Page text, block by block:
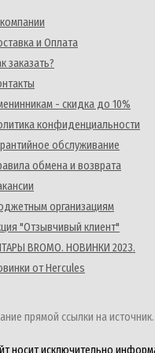
и Оплата
заказать?
- скидка до 10%
конфиденциальности
обслуживание
обмена и возврата
организациям
"Отзывчивый клиент"
BROMO. НОВИНКИ 2023.
от Hercules
прямой ссылки на источник.
исключительно